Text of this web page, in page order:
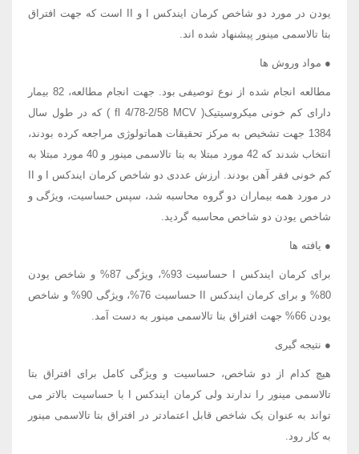
یودن در مورد دو شاخص کرمان ایندکس I و II است که جهت افتراق
بتا تالاسمی مینور پیشنهاد شده اند.
● مواد وروش ها
مطالعه انجام شده از نوع توصیفی بود. جهت انجام مطالعه، 82 بیمار
دارای کم خونی میکروسیتیک( fl 4/78-2/58 MCV ) که در طول سال
1384 جهت تشخیص به مرکز تحقیقات هماتولوژی مراجعه کرده بودند،
انتخاب شدند که 42 مورد مبتلا به بتا تالاسمی مینور و 40 مورد مبتلا به
در مورد همه بیماران دو گروه محاسبه شد، سپس حساسیت، ویژگی و
شاخص یودن دو شاخص محاسبه گردید.
● یافته ها
برای کرمان ایندکس I حساسیت 93%، ویژگی 87% و شاخص یودن
80% و برای کرمان ایندکس II حساسیت 76%، ویژگی 90% و شاخص
یودن 66% جهت افتراق بتا تالاسمی مینور به دست آمد.
● نتیجه گیری
هیچ کدام از دو شاخص، حساسیت و ویژگی کامل برای افتراق بتا
تالاسمی مینور را ندارند ولی کرمان ایندکس I با حساسیت بالاتر می
تواند به عنوان یک شاخص قابل اعتمادتر در افتراق بتا تالاسمی مینور
به کار رود.